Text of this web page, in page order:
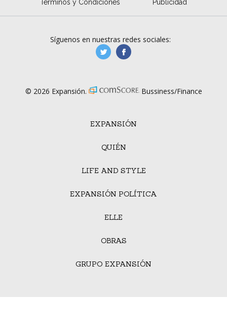
Términos y Condiciones Publicidad
EXPANSIÓN
QUIÉN
LIFE AND STYLE
EXPANSIÓN POLÍTICA
ELLE
OBRAS
GRUPO EXPANSIÓN
Síguenos en nuestras redes sociales:
manufacturaGE
© 2026 Expansión. Bussiness/Finance